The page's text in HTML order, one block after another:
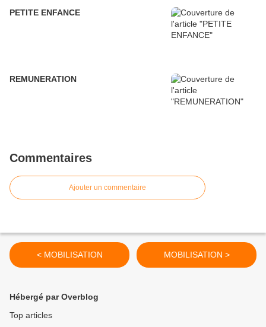
PETITE ENFANCE
REMUNERATION
Commentaires
Ajouter un commentaire
< MOBILISATION MOBILISATION >
Hébergé par Overblog
Top articles